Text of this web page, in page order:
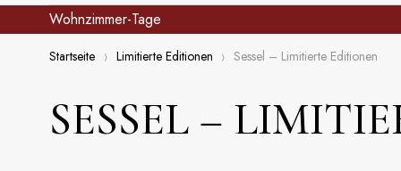
Wohnzimmer-Tage
Eingang
Esszimmer
Schlafzimmer
Shabby-
Startseite Limitierte Editionen Sessel – Limitierte Editionen
SESSEL –